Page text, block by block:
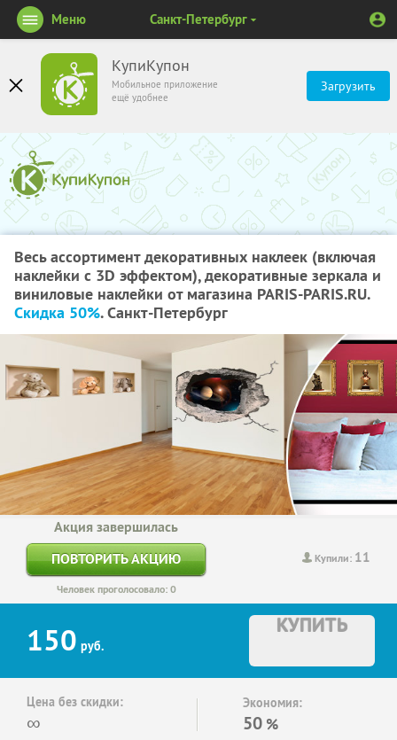
КупиКупон
Мобильное приложение
ещё удобнее
Загрузить
Меню Санкт-Петербург
Весь ассортимент декоративных наклеек (включая
наклейки с 3D эффектом), декоративные зеркала и
виниловые наклейки от магазина PARIS-PARIS.RU.
Скидка 50%. Санкт-Петербург
Купили: 11
Акция завершилась
ПОВТОРИТЬ АКЦИЮ
Человек проголосовало: 0
150 руб.
КУПИТЬ
Цена без скидки:
∞
Экономия:
50 %